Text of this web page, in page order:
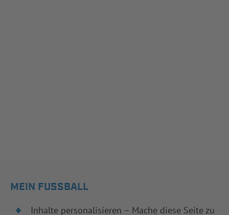
MEIN FUSSBALL
Inhalte personalisieren – Mache diese Seite zu